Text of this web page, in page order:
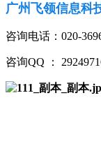
广州飞领信息科
咨询电话：020-
咨询QQ ：